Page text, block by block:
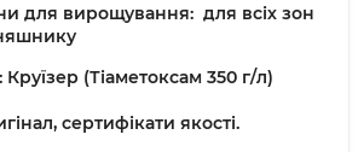
для вирощування: для всіх зон
Круїзер (Тіаметоксам 350 г/л)
сертифікати якості.